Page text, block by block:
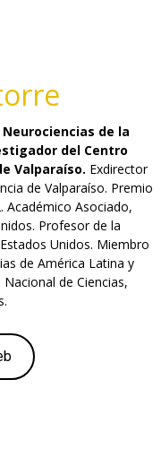
de la
del Centro
Valparaíso. Exdirector
de Valparaíso. Premio
Académico Asociado,
Profesor de la
Unidos. Miembro
de América Latina y
de Ciencias,